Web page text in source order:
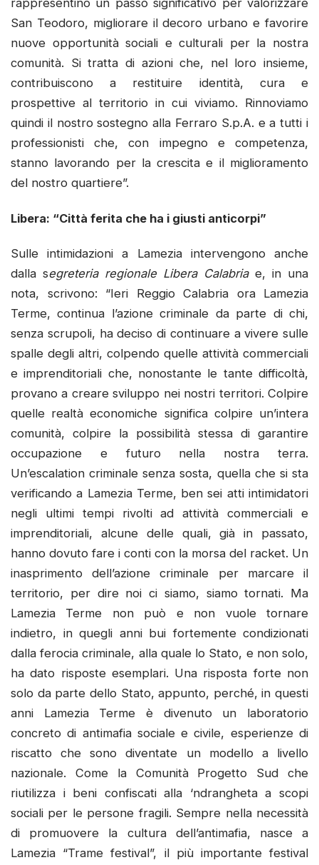
rappresentino un passo significativo per valorizzare
San Teodoro, migliorare il decoro urbano e favorire
nuove opportunità sociali e culturali per la nostra
comunità. Si tratta di azioni che, nel loro insieme,
contribuiscono a restituire identità, cura e
prospettive al territorio in cui viviamo. Rinnoviamo
quindi il nostro sostegno alla Ferraro S.p.A. e a tutti i
professionisti che, con impegno e competenza,
stanno lavorando per la crescita e il miglioramento
del nostro quartiere”.
Libera: “Città ferita che ha i giusti anticorpi”
Sulle intimidazioni a Lamezia intervengono anche
dalla segreteria regionale Libera Calabriae, in una
nota, scrivono: “Ieri Reggio Calabria ora Lamezia
Terme, continua l’azione criminale da parte di chi,
senza scrupoli, ha deciso di continuare a vivere sulle
spalle degli altri, colpendo quelle attività commerciali
e imprenditoriali che, nonostante le tante difficoltà,
provano a creare sviluppo nei nostri territori. Colpire
quelle realtà economiche significa colpire un’intera
comunità, colpire la possibilità stessa di garantire
occupazione e futuro nella nostra terra.
Un’escalation criminale senza sosta, quella che si sta
verificando a Lamezia Terme, ben sei atti intimidatori
negli ultimi tempi rivolti ad attività commerciali e
imprenditoriali, alcune delle quali, già in passato,
hanno dovuto fare i conti con la morsa del racket. Un
inasprimento dell’azione criminale per marcare il
territorio, per dire noi ci siamo, siamo tornati. Ma
Lamezia Terme non può e non vuole tornare
indietro, in quegli anni bui fortemente condizionati
dalla ferocia criminale, alla quale lo Stato, e non solo,
ha dato risposte esemplari. Una risposta forte non
solo da parte dello Stato, appunto, perché, in questi
anni Lamezia Terme è divenuto un laboratorio
concreto di antimafia sociale e civile, esperienze di
riscatto che sono diventate un modello a livello
nazionale. Come la Comunità Progetto Sud che
riutilizza i beni confiscati alla ‘ndrangheta a scopi
sociali per le persone fragili. Sempre nella necessità
di promuovere la cultura dell’antimafia, nasce a
Lamezia “Trame festival”, il più importante festival